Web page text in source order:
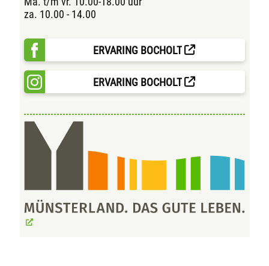
za. 10.00 - 14.00
ERVARING BOCHOLT
ERVARING BOCHOLT